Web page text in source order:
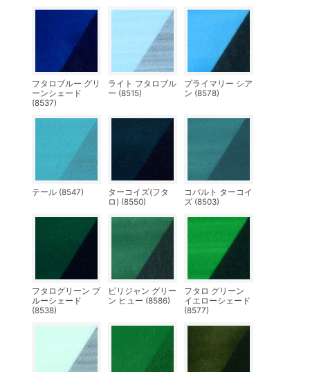
フタロブルー グリ
ーンシェード
(8537)
ライト フタロブル
ー (8515)
プライマリー シア
ン (8578)
テール (8547)
ターコイズ(フタ
ロ) (8550)
コバルト ターコイ
ズ (8503)
フタログリーン ブ
ルーシェード
(8538)
ビリジャン グリー
ン ヒュー (8586)
フタロ グリーン
イエローシェード
(8577)